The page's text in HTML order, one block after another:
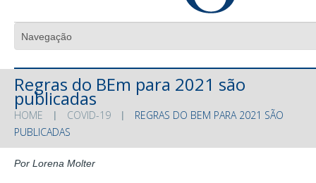
Regras do BEm para 2021 são
publicadas
HOME COVID-19
REGRAS DO BEM PARA 2021 SÃO
PUBLICADAS
Por Lorena Molter